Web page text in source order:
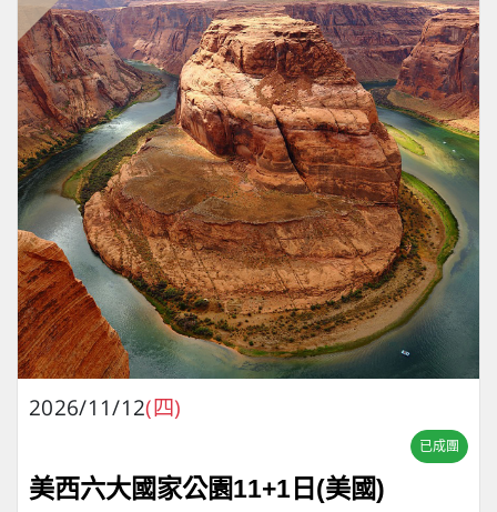
2026/11/12(四)
已成團
美西六大國家公園11+1日(美國)